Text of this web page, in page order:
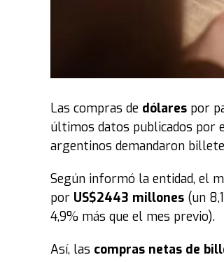
eventos evangelísticos
una intensa vigilia de 24
nivel local y mundial
anteriores, la organización
Un movimiento global con
una visión de sus pastores
evangelismo y acción social
está instalada en 57 países a
traducida a más de 10 idiomas.
En consecuencia, tras lo
replicará simultáneamente en
Las compras de dólares por
últimos datos publicados por
argentinos demandaron
Según informó la entidad, el
por US$2443 millones (un
4,9% más que el mes previo).
Así, las compras netas de